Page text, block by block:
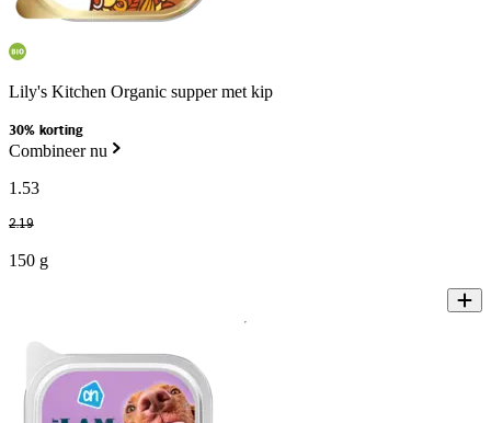
Lily's Kitchen Organic supper met kip
30% korting
Combineer nu
1 .53
2.19
150 g